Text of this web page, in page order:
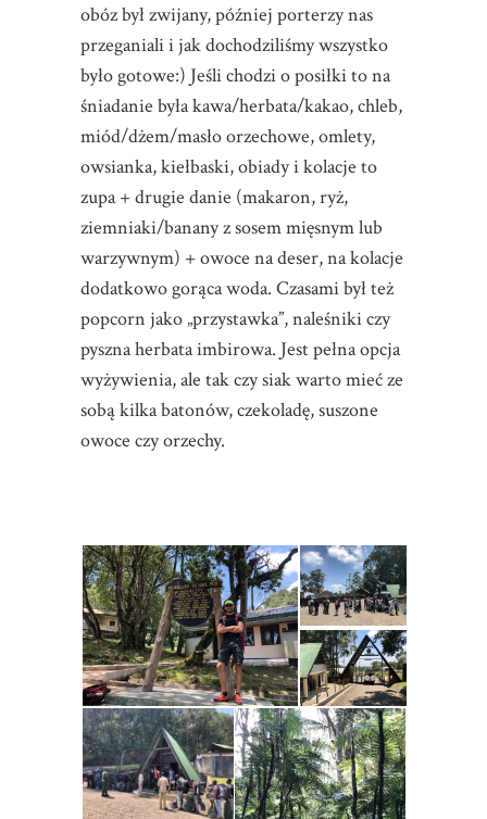
obóz był zwijany, później porterzy nas
przeganiali i jak dochodziliśmy wszystko
było gotowe:) Jeśli chodzi o posiłki to na
śniadanie była kawa/herbata/kakao, chleb,
miód/dżem/masło orzechowe, omlety,
owsianka, kiełbaski, obiady i kolacje to
zupa + drugie danie (makaron, ryż,
ziemniaki/banany z sosem mięsnym lub
warzywnym) + owoce na deser, na kolacje
dodatkowo gorąca woda. Czasami był też
popcorn jako „przystawka”, naleśniki czy
pyszna herbata imbirowa. Jest pełna opcja
wyżywienia, ale tak czy siak warto mieć ze
sobą kilka batonów, czekoladę, suszone
owoce czy orzechy.